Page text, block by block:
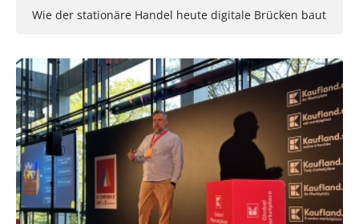
Wie der stationäre Handel heute digitale Brücken baut